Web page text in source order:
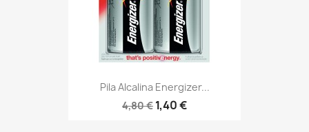
Pila Alcalina Energizer...
4,80 € 1,40 €